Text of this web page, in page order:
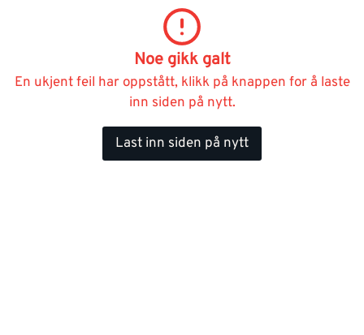
Noe gikk galt
En ukjent feil har oppstått, klikk på knappen for å laste
inn siden på nytt.
Last inn siden på nytt